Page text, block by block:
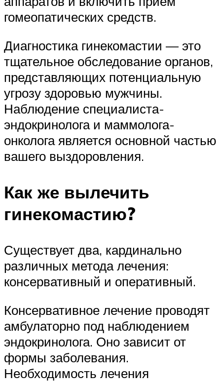
гомеопатических средств.
Диагностика гинекомастии — это
тщательное обследование органов,
представляющих потенциальную
угрозу здоровью мужчины.
Наблюдение специалиста-
эндокринолога и маммолога-
онколога является основной частью
вашего выздоровления.
Как же вылечить
гинекомастию?
Существует два, кардинально
различных метода лечения:
консервативный и оперативный.
Консервативное лечение проводят
амбулаторно под наблюдением
эндокринолога. Оно зависит от
формы заболевания.
Необходимость лечения